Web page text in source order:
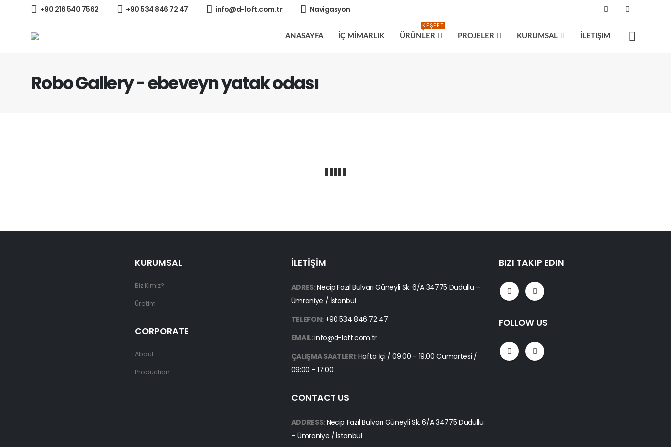
+90 216 540 7562 +90 534 846 72 47 info@d-loft.com.tr Navigasyon
ANASAYFA İÇ MİMARLIK ÜRÜNLER
KEŞFET
PROJELER KURUMSAL İLETIŞIM
Robo Gallery - ebeveyn yatak odası
KURUMSAL
Biz Kimiz?
Üretim
CORPORATE
About
Production
İLETİŞİM
ADRES:Necip Fazıl Bulvarı Güneyli Sk. 6/A 34775 Dudullu –
Ümraniye / İstanbul
TELEFON: +90 534 846 72 47
EMAIL:info@d-loft.com.tr
ÇALIŞMA SAATLERI: Hafta İçi / 09.00 - 19.00 Cumartesi /
09:00 - 17:00
CONTACT US
ADDRESS: Necip Fazıl Bulvarı Güneyli Sk. 6/A 34775 Dudullu
– Ümraniye / İstanbul
BIZI TAKIP EDIN
FOLLOW US